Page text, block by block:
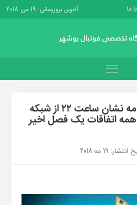
ما آخرین بروزرسانی: 19 می 2018
یکشنبه شب برنامه نشان ساعت ۲۲ از شبکه
اتفاقات یک فصل اخیر
انتشار: 19 مه 2018